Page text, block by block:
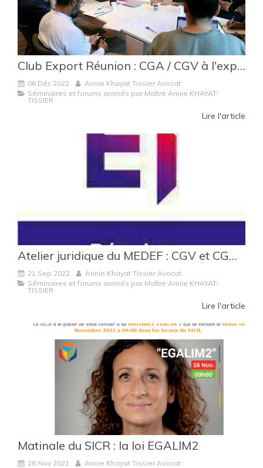
Club Export Réunion : CGA / CGV à l'export
06 Déc 2022
Annie Khayat Tissier Avocat
Séminaires et forums animés par Maître Annie KHAYAT-
TISSIER
Lire l'article
Atelier juridique du MEDEF : CGV et CGA : Intérêts, contenu et limites
21 Sep 2022
Annie Khayat Tissier Avocat
Séminaires et forums animés par Maître Annie KHAYAT-
TISSIER
Lire l'article
Matinale du SICR : la loi EGALIM2
26 Nov 2021
Annie Khayat Tissier Avocat